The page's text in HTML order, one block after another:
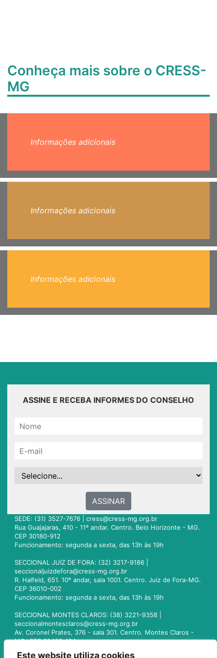
Este website utiliza cookies
Conheça mais sobre o CRESS-
MG
Informações adicionais
Informações adicionais
Informações adicionais
ASSINE E RECEBA INFORMES DO CONSELHO
ASSINAR
SEDE: (31) 3527-7676 | cress@cress-mg.org.br
Rua Guajajaras, 410 - 11º andar. Centro. Belo Horizonte - MG.
CEP 30180-912
Funcionamento: segunda a sexta, das 13h às 19h
SECCIONAL JUIZ DE FORA: (32) 3217-9186 |
seccionaljuizdefora@cress-mg.org.br
R. Halfeld, 651. 10º andar, sala 1001. Centro. Juiz de Fora-MG.
CEP 36010-002
Funcionamento: segunda a sexta, das 13h às 19h
SECCIONAL MONTES CLAROS: (38) 3221-9358 |
seccionalmontesclaros@cress-mg.org.br
Av. Coronel Prates, 376 - sala 301. Centro. Montes Claros -
MG. CEP 39400-104